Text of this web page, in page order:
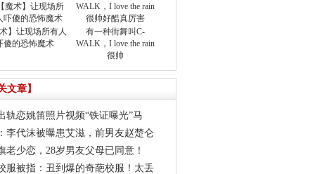
术】让现场所有人
傻的恐怖魔术
有一种街舞叫C-
WALK，I love the rain
很帅
文章】
轨恋姚笛照片视频“铁证曝光”马
李代沫被曝患艾滋，前男友赵楚仑
老少恋，28岁男友父母已同意！
服被指：丑到爆的奇葩校服！太丢